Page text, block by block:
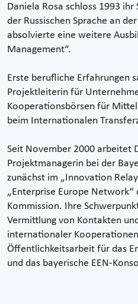
Daniela Rosa schloss 1993
der Russischen Sprache an
absolvierte eine weitere
Management“.
Erste berufliche Erfahrungen
Projektleiterin für
Kooperationsbörsen für
beim Internationalen
Seit November 2000 arbeitet
Projektmanagerin bei der
zunächst im „Innovation
„Enterprise Europe Network“
Kommission. Ihre
Vermittlung von Kontakten
internationaler
Öffentlichkeitsarbeit für das
und das bayerische EEN-